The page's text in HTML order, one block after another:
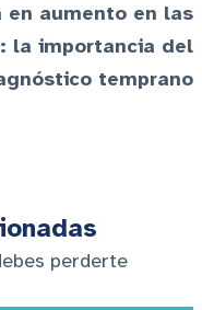
en aumento en las
la importancia del
temprano
perderte